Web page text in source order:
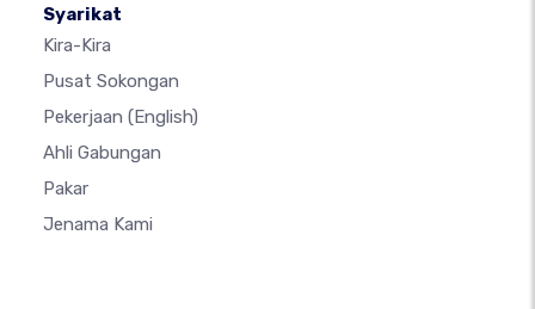
Syarikat
Kira-Kira
Pusat Sokongan
Pekerjaan (English)
Ahli Gabungan
Pakar
Jenama Kami